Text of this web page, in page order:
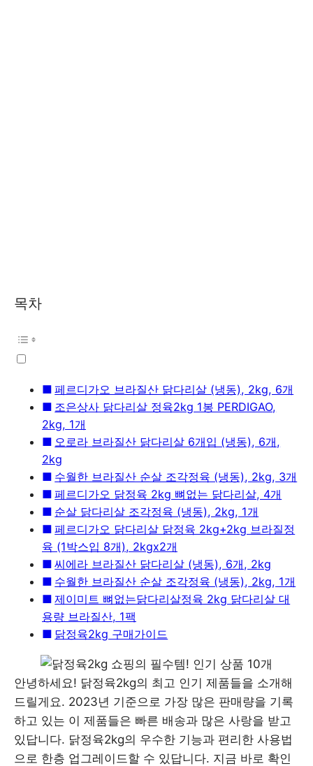
목차
페르디가오 브라질산 닭다리살 (냉동), 2kg, 6개
조은상사 닭다리살 정육2kg 1봉 PERDIGAO,
2kg, 1개
오로라 브라질산 닭다리살 6개입 (냉동), 6개,
2kg
수월한 브라질산 순살 조각정육 (냉동), 2kg, 3개
페르디가오 닭정육 2kg 뼈없는 닭다리살, 4개
순살 닭다리살 조각정육 (냉동), 2kg, 1개
페르디가오 닭다리살 닭정육 2kg+2kg 브라질정
육 (1박스입 8개), 2kgx2개
씨에라 브라질산 닭다리살 (냉동), 6개, 2kg
수월한 브라질산 순살 조각정육 (냉동), 2kg, 1개
제이미트 뼈없는닭다리살정육 2kg 닭다리살 대
용량 브라질산, 1팩
닭정육2kg 구매가이드
안녕하세요! 닭정육2kg의 최고 인기 제품들을 소개해
드릴게요. 2023년 기준으로 가장 많은 판매량을 기록
하고 있는 이 제품들은 빠른 배송과 많은 사랑을 받고
있답니다. 닭정육2kg의 우수한 기능과 편리한 사용법
으로 한층 업그레이드할 수 있답니다. 지금 바로 확인